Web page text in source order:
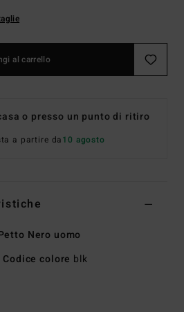
al carrello
o presso un punto di ritiro
a partire da10 agosto
Nero uomo
Codice colore blk